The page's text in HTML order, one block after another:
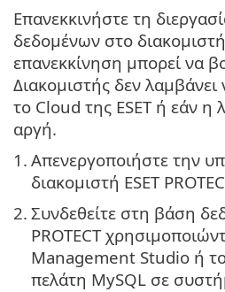
Επανεκκινήστε τη
δεδομένων στο διακομιστή
επανεκκίνηση μπορεί να
Διακομιστής δεν
το Cloud της ESET ή εάν η
αργή.
1. Απενεργοποιήστε την
διακομιστή ESET
2. Συνδεθείτε στη βάση
PROTECT
Management Studio ή
πελάτη MySQL σε